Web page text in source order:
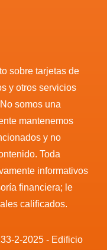
sobre tarjetas de
y otros servicios
somos una
mantenemos
y no
Toda
informativos
financiera; le
calificados.
2-2025 - Edificio